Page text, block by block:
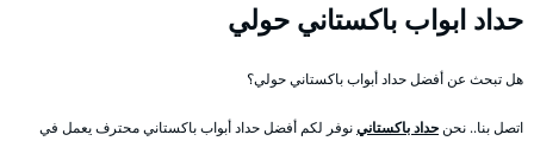
حداد ابواب باكستاني حولي
هل تبحث عن أفضل حداد أبواب باكستاني حولي؟
اتصل بنا.. نحنحداد باكستانينوفر لكم أفضل حداد أبواب باكستاني محترف يعمل في